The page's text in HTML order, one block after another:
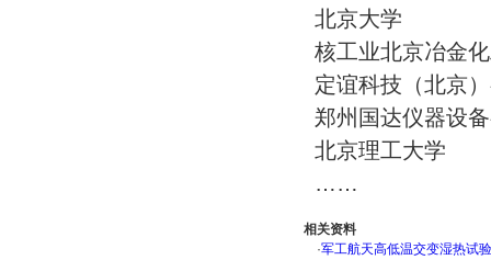
北京大学
核工业北京冶金化
定谊科技（北京）
郑州国达仪器设备
北京理工大学
……
相关资料
·军工航天高低温交变湿热试